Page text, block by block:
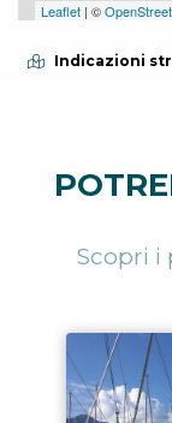
Leaflet | ©
Indicazioni
Scopri i